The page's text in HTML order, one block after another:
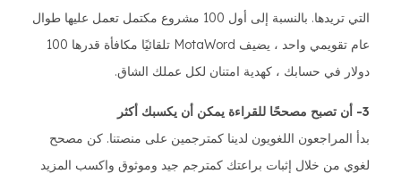
التي تريدها. بالنسبة إلى أول 100 مشروع مكتمل تعمل عليها طوال
عام تقويمي واحد ، يضيف MotaWord تلقائيًا مكافأة قدرها 100
دولار في حسابك ، كهدية امتنان لكل عملك الشاق.
3- أن تصبح مصححًا للقراءة يمكن أن يكسبك أكثر
بدأ المراجعون اللغويون لدينا كمترجمين على منصتنا. كن مصحح
لغوي من خلال إثبات براعتك كمترجم جيد وموثوق واكسب المزيد